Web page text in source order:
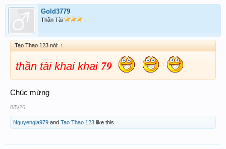
Gold3779
Thần Tài
Tao Thao 123 nói: ↑
thần tài khai khai 79
Chúc mừng
8/5/26
Nguyengia979 and Tao Thao 123 like this.